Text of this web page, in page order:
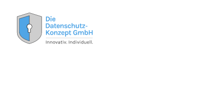
Inhalt
springen